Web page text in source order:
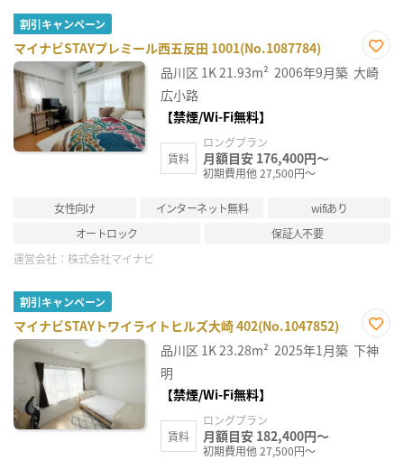
割引キャンペーン
マイナビSTAYプレミール西五反田 1001(No.1087784)
お気
に入
品川区 1K21.93m² 2006年9月築 大崎
広小路
【禁煙/Wi-Fi無料】
賃料
ロングプラン
月額目安 176,400円～
初期費用他 27,500円～
女性向け インターネット無料
wifiあり
オートロック
保証人不要
運営会社： 株式会社マイナビ
割引キャンペーン
マイナビSTAYトワイライトヒルズ大崎 402(No.1047852)
お気
に入
品川区 1K23.28m² 2025年1月築 下神
明
【禁煙/Wi-Fi無料】
賃料
ロングプラン
月額目安 182,400円～
初期費用他 27,500円～